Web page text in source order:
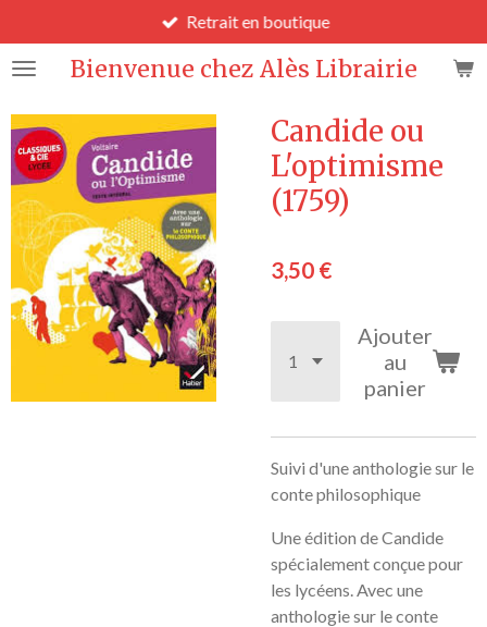
au
contenuBienvenue chez Alès Librairie
Retrait en boutique
Candide ou
L'optimisme
(1759)
3,50 €
Ajouter
au
panier
Suivi d'une anthologie sur le
conte philosophique
Une édition de Candide
spécialement conçue pour
les lycéens. Avec une
anthologie sur le conte